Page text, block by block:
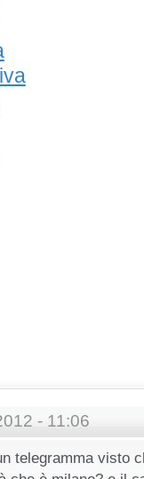
- 11:06
telegramma visto